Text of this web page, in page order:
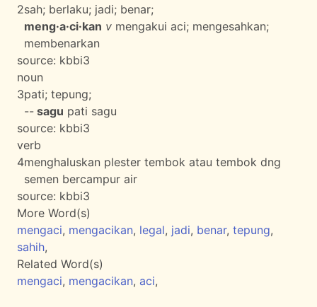
2sah; berlaku; jadi; benar;
meng·a·ci·kan v mengakui aci; mengesahkan;
membenarkan
source: kbbi3
noun
3pati; tepung;
-- sagu pati sagu
source: kbbi3
verb
4menghaluskan plester tembok atau tembok dng
semen bercampur air
source: kbbi3
More Word(s)
mengaci, mengacikan, legal, jadi, benar, tepung,
sahih,
Related Word(s)
mengaci, mengacikan, aci,